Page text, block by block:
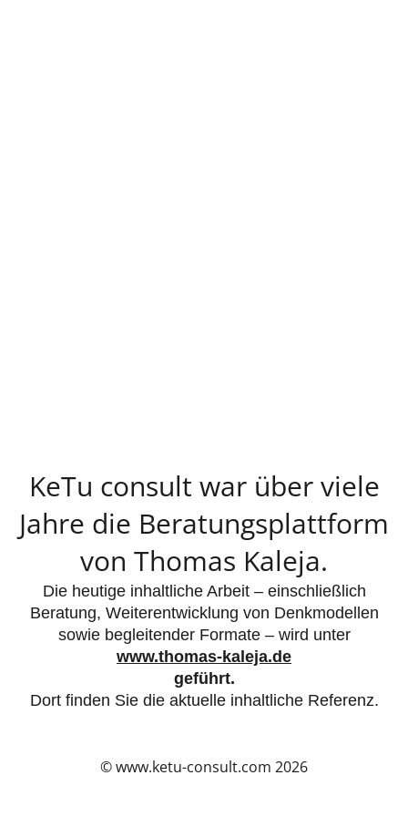
KeTu consult war über viele
Jahre die Beratungsplattform
von Thomas Kaleja.
Die heutige inhaltliche Arbeit – einschließlich
Beratung, Weiterentwicklung von Denkmodellen
sowie begleitender Formate – wird unter
www.thomas-kaleja.de
geführt.
Dort finden Sie die aktuelle inhaltliche Referenz.
© www.ketu-consult.com 2026